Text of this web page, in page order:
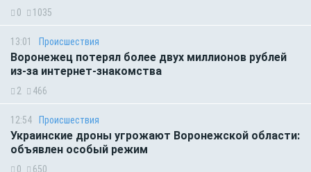
0 1035
13:01 Происшествия
Воронежец потерял более двух миллионов рублей
из-за интернет-знакомства
2 466
12:54 Происшествия
Украинские дроны угрожают Воронежской области:
объявлен особый режим
0 650